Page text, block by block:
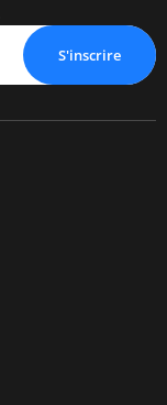
S'inscrire